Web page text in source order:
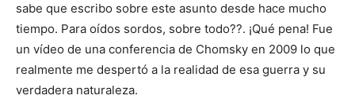
sabe que escribo sobre este asunto desde hace mucho
tiempo. Para oídos sordos, sobre todo??. ¡Qué pena! Fue
un vídeo de una conferencia de Chomsky en 2009 lo que
realmente me despertó a la realidad de esa guerra y su
verdadera naturaleza.